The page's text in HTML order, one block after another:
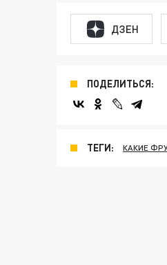
ДЗЕН
ПОДЕЛИТЬСЯ:
ТЕГИ: КАКИЕ